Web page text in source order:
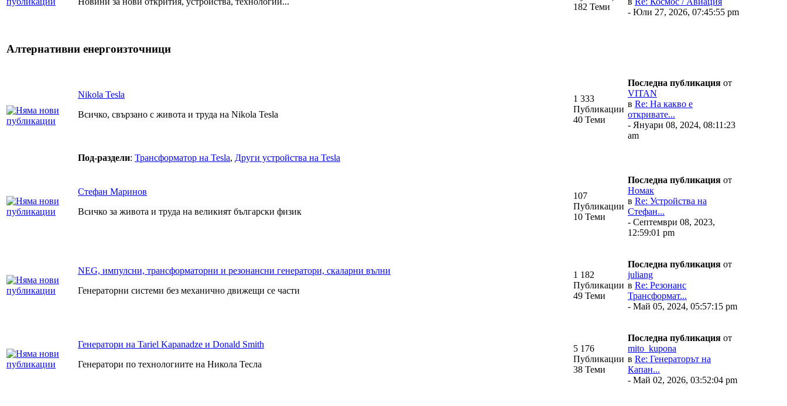
182 Теми
- Юли 27, 2026, 07:45:55 pm
Алтернативни енергоизточници
Nikola Tesla
Всичко, свързано с живота и труда на Nikola Tesla
1 333
Публикации
40 Теми
Последна публикация от
VITAN
в Re: На какво е
откривате...
- Януари 08, 2024, 08:11:23
am
Под-раздели: Трансформатор на Tesla, Други устройства на Tesla
Стефан Маринов
Всичко за живота и труда на великият български физик
107
Публикации
10 Теми
Последна публикация от
Номак
в Re: Устройства на
Стефан...
- Септември 08, 2023,
12:59:01 pm
NEG, импулсни, трансформаторни и резонансни генератори, скаларни вълни
Генераторни системи без механично движещи се части
1 182
Публикации
49 Теми
Последна публикация от
juliang
в Re: Резонанс
Трансформат...
- Май 05, 2024, 05:57:15 pm
Генератори на Tariel Kapanadze и Donald Smith
Генератори по технологиите на Никола Тесла
5 176
Публикации
38 Теми
Последна публикация от
mito_kupona
в Re: Генераторът на
Капан...
- Май 02, 2026, 03:52:04 pm